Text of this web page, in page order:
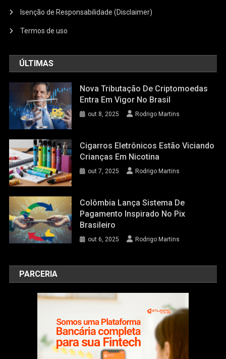
Isenção de Responsabilidade (Disclaimer)
Termos de uso
ÚLTIMAS
Nova Tributação De Criptomoedas
Entra Em Vigor No Brasil
out 8, 2025 Rodrigo Martins
Cigarros Eletrônicos Estão Viciando
Crianças Em Nicotina
out 7, 2025 Rodrigo Martins
Colômbia Lança Sistema De
Pagamento Inspirado No Pix
Brasileiro
out 6, 2025 Rodrigo Martins
PARCERIA